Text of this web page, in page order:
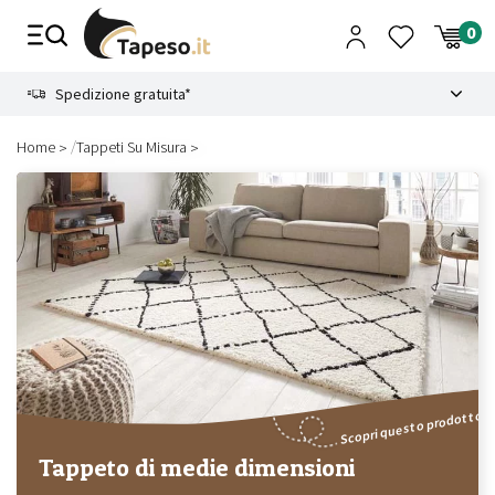
Spedizione gratuita*
Home /Tappeti Su Misura
Tappeto di medie dimensioni
Scopri questo prodotto